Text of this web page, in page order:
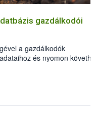
gazdálkodói
a gazdálkodók
és nyomon
feltétele, hogy a
ügyfélazonosítóval. A
felület használatát.